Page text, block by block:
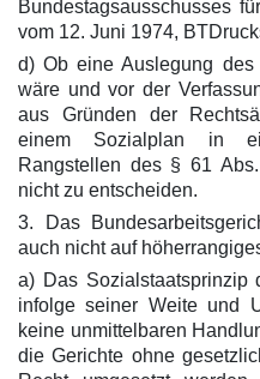
Bundestagsausschusses
vom 12. Juni 1974,
d) Ob eine Auslegung
wäre und vor der
aus Gründen der
einem Sozialplan in
Rangstellen des § 61
nicht zu entscheiden.
3. Das
auch nicht auf
a) Das Sozialstaatsprinzip
infolge seiner Weite und
keine unmittelbaren
die Gerichte ohne